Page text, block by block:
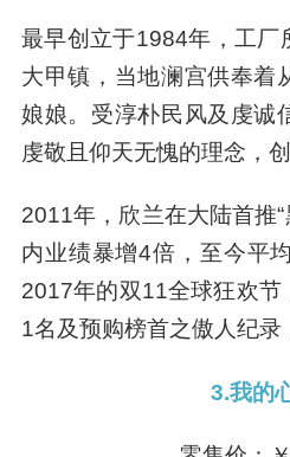
最早创立于1984年，工厂
大甲镇，当地澜宫供奉着
娘娘。受淳朴民风及虔诚
虔敬且仰天无愧的理念，
2011年，欣兰在大陆首推
内业绩暴增4倍，至今平
2017年的双11全球狂欢节
1名及预购榜首之傲人纪录
3.我的